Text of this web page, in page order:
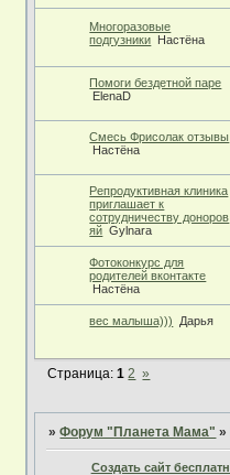
Многоразовые
подгузники Настёна
Помоги бездетной паре
ElenaD
Смесь Фрисолак отзывы
Настёна
Репродуктивная клиника
приглашает к
сотрудничеству доноров
яй Gylnara
Фотоконкурс для
родителей вконтакте
Настёна
вес малыша)))
Дарья
Страница:1 2 »
»Форум "Планета Мама" »
Создать сайт